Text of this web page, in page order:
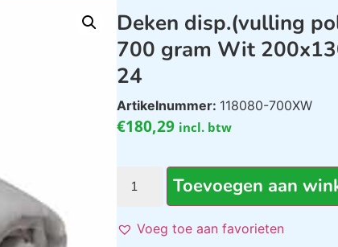
Deken disp.(vulling
700 gram Wit
24
Artikelnummer: 118080-700XW
€180,29 incl. btw
Toevoegen aan
Voeg toe aan favorieten